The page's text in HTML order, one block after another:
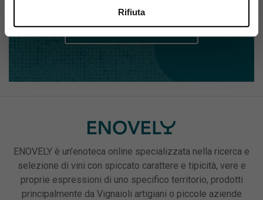
Rifiuta
Iscriviti alla newsletter
ENOVELY è un’enoteca online specializzata nella ricerca e
selezione di vini con spiccato carattere e tipicità, vere e
proprie espressioni di uno specifico territorio, prodotti
principalmente da Vignaioli artigiani o piccole aziende